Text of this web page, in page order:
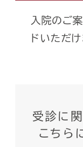
入院のご
ドいただけ
受診に
こちら